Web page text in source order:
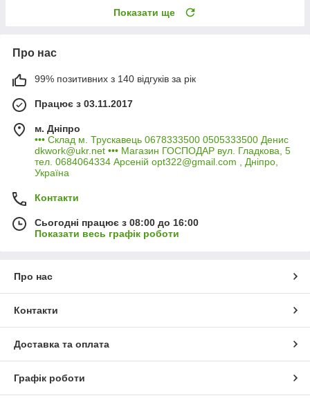
Показати ще
Про нас
99% позитивних з 140 відгуків за рік
Працює з 03.11.2017
м. Дніпро
••• Склад м. Трускавець 0678333500 0505333500 Денис
dkwork@ukr.net ••• Магазин ГОСПОДАР вул. Гладкова, 5
тел. 0684064334 Арсеній opt322@gmail.com , Дніпро,
Україна
Контакти
Сьогодні працює з 08:00 до 16:00
Показати весь графік роботи
Про нас
Контакти
Доставка та оплата
Графік роботи